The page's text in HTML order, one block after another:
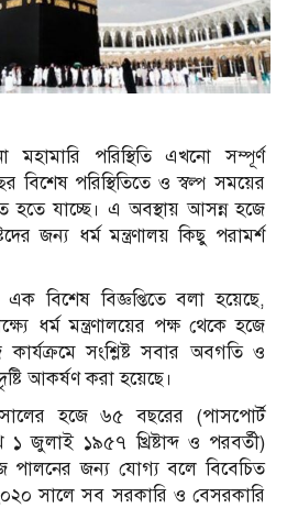
পরিস্থিতি এখনো সম্পূর্ণ
বিশেষ পরিস্থিতিতে ও স্বল্প সময়ের
হতে যাচ্ছে। এ অবস্থায় আসন্ন হজে
জন্য ধর্ম মন্ত্রণালয় কিছু পরামর্শ
বিশেষ বিজ্ঞপ্তিতে বলা হয়েছে,
ধর্ম মন্ত্রণালয়ের পক্ষ থেকে হজে
সংশ্লিষ্ট সবার অবগতি ও
আকর্ষণ করা হয়েছে।
হজে ৬৫ বছরের (পাসপোর্ট
১ জুলাই ১৯৫৭ খ্রিষ্টাব্দ ও পরবর্তী)
জন্য যোগ্য বলে বিবেচিত
সালে সব সরকারি ও বেসরকারি